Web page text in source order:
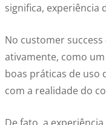
significa, experiência
No customer
ativamente, como um
boas práticas de uso
com a realidade do